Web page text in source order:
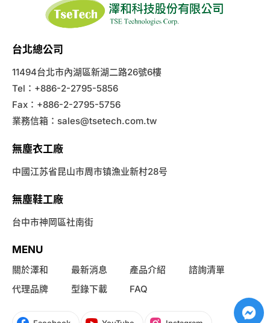
台北總公司
11494台北市內湖區新湖二路26號6樓
Tel：+886-2-2795-5856
Fax：+886-2-2795-5756
業務信箱： sales@tsetech.com.tw
無塵衣工廠
中國江苏省昆山市周市镇漁业新村28号
無塵鞋工廠
台中市神岡區社南街
MENU
關於澤和 最新消息 產品介紹
諮詢清單
代理品牌
型錄下載 FAQ